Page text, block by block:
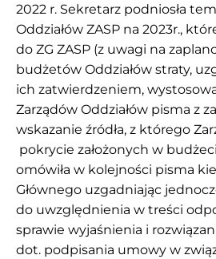
2022 r. Sekretarz podniosła
Oddziałów ZASP na 2023r.,
do ZG ZASP (z uwagi na
budżetów Oddziałów straty,
ich zatwierdzeniem,
Zarządów Oddziałów pisma z
wskazanie źródła, z którego
pokrycie założonych w
omówiła w kolejności pisma
Głównego uzgadniając
do uwzględnienia w treści
sprawie wyjaśnienia i
dot. podpisania umowy w